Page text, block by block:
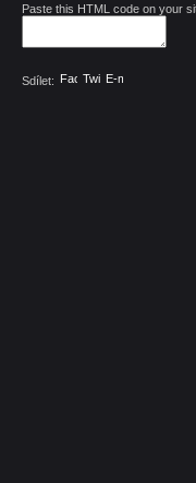
Paste this HTML code on your
Sdílet: Facebook
TwitterE-mail